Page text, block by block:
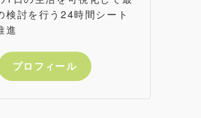
検討を行う24時間シート
進
プロフィール